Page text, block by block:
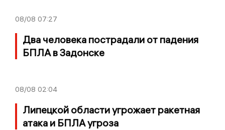
08/08 07:27
Два человека пострадали от падения
БПЛА в Задонске
08/08 02:04
Липецкой области угрожает ракетная
атака и БПЛА угроза